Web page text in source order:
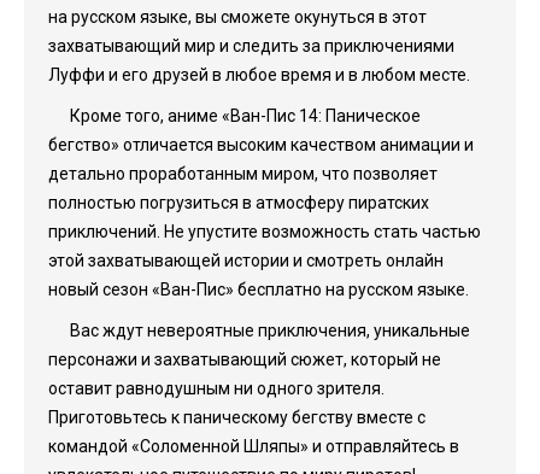
на русском языке, вы сможете окунуться в этот
захватывающий мир и следить за приключениями
Луффи и его друзей в любое время и в любом месте.
Кроме того, аниме «Ван-Пис 14: Паническое
бегство» отличается высоким качеством анимации и
детально проработанным миром, что позволяет
полностью погрузиться в атмосферу пиратских
приключений. Не упустите возможность стать частью
этой захватывающей истории и смотреть онлайн
новый сезон «Ван-Пис» бесплатно на русском языке.
Вас ждут невероятные приключения, уникальные
персонажи и захватывающий сюжет, который не
оставит равнодушным ни одного зрителя.
Приготовьтесь к паническому бегству вместе с
командой «Соломенной Шляпы» и отправляйтесь в